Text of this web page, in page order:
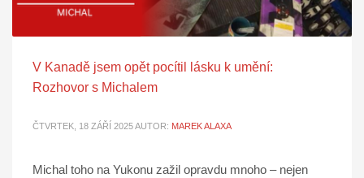
V Kanadě jsem opět pocítil lásku k umění:
Rozhovor s Michalem
ČTVRTEK, 18 ZÁŘÍ 2025AUTOR: MAREK ALAXA
Michal toho na Yukonu zažil opravdu mnoho – nejen